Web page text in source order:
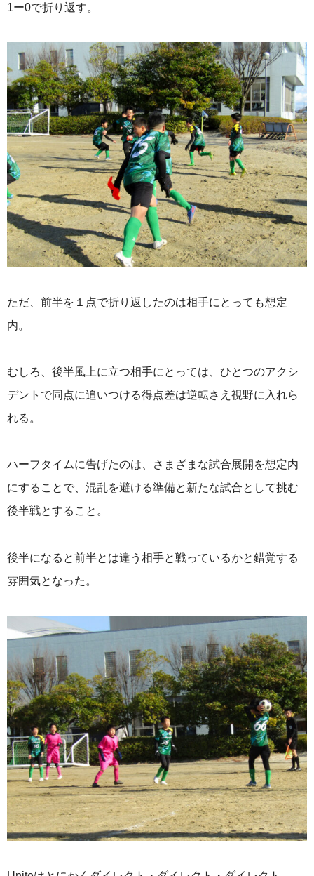
1ー0で折り返す。
ただ、前半を１点で折り返したのは相手にとっても想定
内。
むしろ、後半風上に立つ相手にとっては、ひとつのアクシ
デントで同点に追いつける得点差は逆転さえ視野に入れら
れる。
ハーフタイムに告げたのは、さまざまな試合展開を想定内
にすることで、混乱を避ける準備と新たな試合として挑む
後半戦とすること。
後半になると前半とは違う相手と戦っているかと錯覚する
雰囲気となった。